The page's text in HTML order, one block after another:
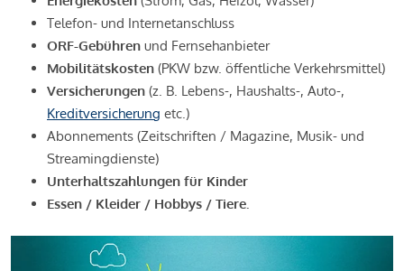
Telefon- und Internetanschluss
ORF-Gebühren und Fernsehanbieter
Mobilitätskosten (PKW bzw. öffentliche Verkehrsmittel)
Versicherungen (z. B. Lebens-, Haushalts-, Auto-,
Kreditversicherung etc.)
Abonnements (Zeitschriften / Magazine, Musik- und
Streamingdienste)
Unterhaltszahlungen für Kinder
Essen / Kleider / Hobbys / Tiere.